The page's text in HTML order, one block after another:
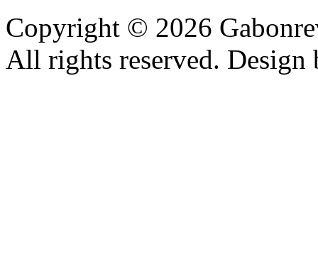
Copyright © 2026
All rights reserved.